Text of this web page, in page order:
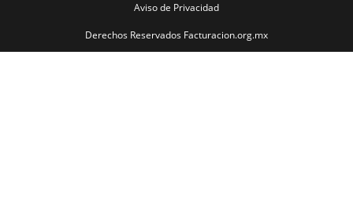
Aviso de Privacidad
Derechos Reservados Facturacion.org.mx